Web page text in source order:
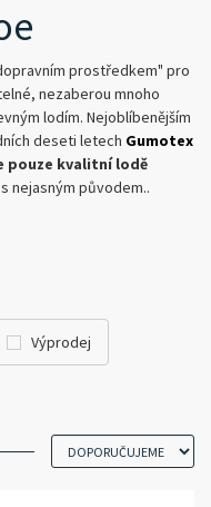
prostředkem" pro
nezaberou mnoho
lodím. Nejoblíbenějším
deseti letech Gumotex
pouze kvalitní lodě
nejasným původem..
Výprodej